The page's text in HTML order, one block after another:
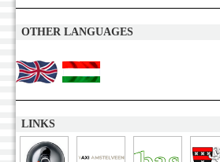
OTHER LANGUAGES
LINKS